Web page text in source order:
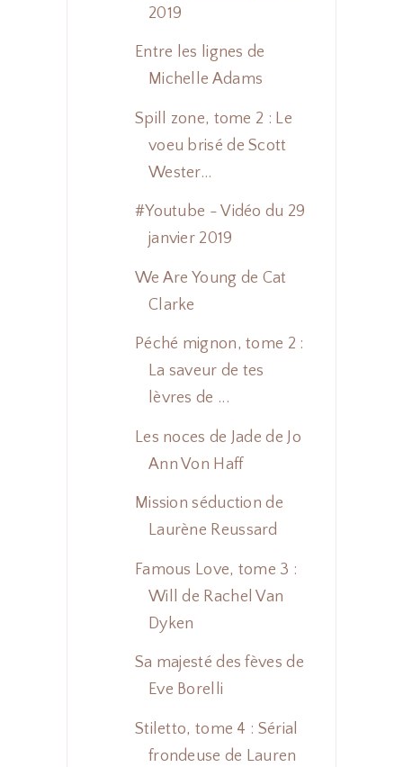
2019
Entre les lignes de
Michelle Adams
Spill zone, tome 2 : Le
voeu brisé de Scott
Wester...
#Youtube - Vidéo du 29
janvier 2019
We Are Young de Cat
Clarke
Péché mignon, tome 2 :
La saveur de tes
lèvres de ...
Les noces de Jade de Jo
Ann Von Haff
Mission séduction de
Laurène Reussard
Famous Love, tome 3 :
Will de Rachel Van
Dyken
Sa majesté des fèves de
Eve Borelli
Stiletto, tome 4 : Sérial
frondeuse de Lauren